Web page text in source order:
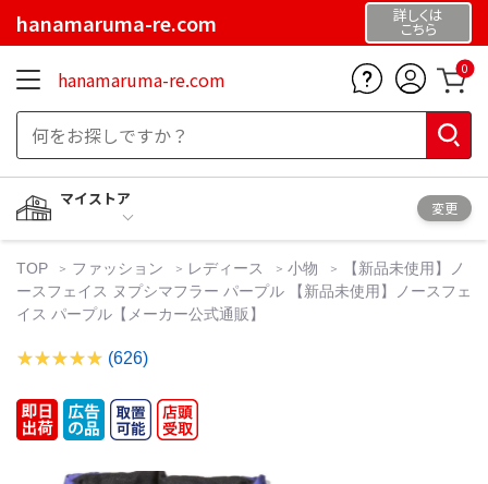
hanamaruma-re.com 詳しくは
こちら
hanamaruma-re.com 0
マイストア
変更
TOP ファッション レディース 小物
【新品未使用】ノ
ースフェイス ヌプシマフラー パープル 【新品未使用】ノースフェ
イス パープル【メーカー公式通販】
(626)